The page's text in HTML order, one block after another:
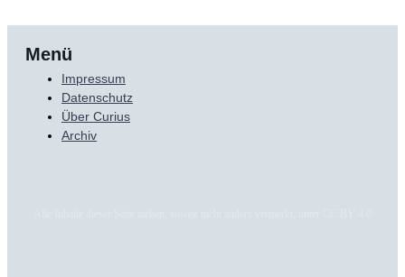
Menü
Impressum
Datenschutz
Über Curius
Archiv